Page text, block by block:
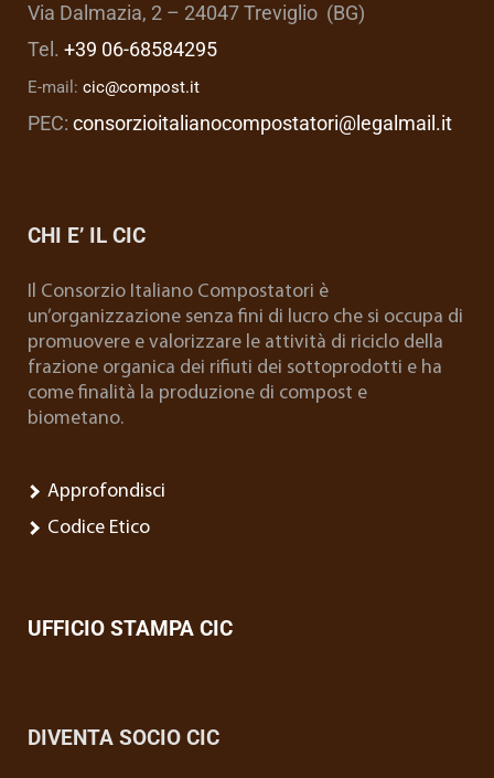
Via Dalmazia, 2 – 24047 Treviglio (BG)
Tel. +39 06-68584295
E-mail: cic@compost.it
PEC: consorzioitalianocompostatori@legalmail.it
CHI E’ IL CIC
Il Consorzio Italiano Compostatori è
un’organizzazione senza fini di lucro che si occupa di
promuovere e valorizzare le attività di riciclo della
frazione organica dei rifiuti dei sottoprodotti e ha
come finalità la produzione di compost e
biometano.
Approfondisci
Codice Etico
UFFICIO STAMPA CIC
DIVENTA SOCIO CIC